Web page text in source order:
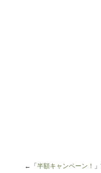
←「 半額キャンペーン！